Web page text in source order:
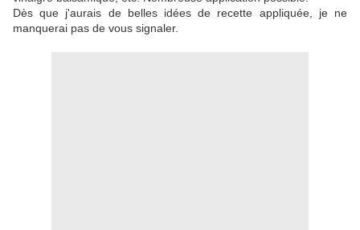
Dès que j'aurais de belles idées de recette appliquée, je ne
manquerai pas de vous signaler.